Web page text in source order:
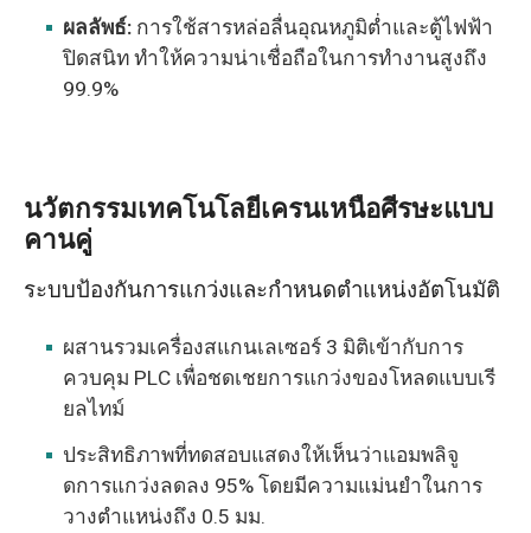
ผลลัพธ์: การใช้สารหล่อลื่นอุณหภูมิต่ำและตู้ไฟฟ้า
ปิดสนิท ทำให้ความน่าเชื่อถือในการทำงานสูงถึง
99.9%
นวัตกรรมเทคโนโลยีเครนเหนือศีรษะแบบ
คานคู่
ระบบป้องกันการแกว่งและกำหนดตำแหน่งอัตโนมัติ
ผสานรวมเครื่องสแกนเลเซอร์ 3 มิติเข้ากับการ
ควบคุม PLC เพื่อชดเชยการแกว่งของโหลดแบบเรี
ยลไทม์
ประสิทธิภาพที่ทดสอบแสดงให้เห็นว่าแอมพลิจู
ดการแกว่งลดลง 95% โดยมีความแม่นยำในการ
วางตำแหน่งถึง 0.5 มม.